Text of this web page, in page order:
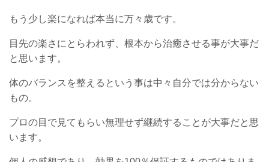
もう少し楽になれば本当に万々歳です。
目先の楽さにとらわれず、根本から治癒させる事が大事だ
と思います。
体のバランスを整えるという事は中々自分では分からない
もの。
プロの目で見てもらい無理せず継続することが大事だと思
います。